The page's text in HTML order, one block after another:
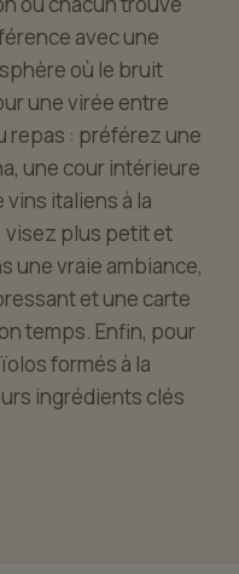
avec une
où le bruit
une virée entre
repas : préférez une
une cour intérieure
italiens à la
visez plus petit et
une vraie ambiance,
et une carte
temps. Enfin, pour
formés à la
ingrédients clés